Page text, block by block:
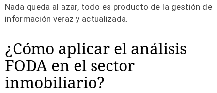
Nada queda al azar, todo es producto de la gestión de
información veraz y actualizada.
¿Cómo aplicar el análisis
FODA en el sector
inmobiliario?